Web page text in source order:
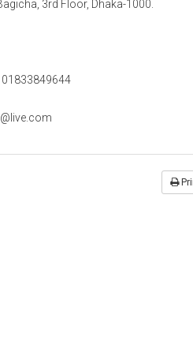
3rd Floor, Dhaka-1000.